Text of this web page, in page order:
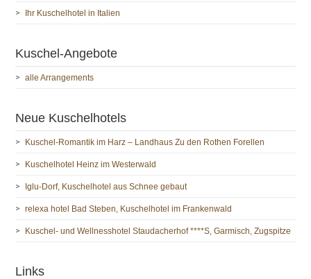
Ihr Kuschelhotel in Italien
Kuschel-Angebote
alle Arrangements
Neue Kuschelhotels
Kuschel-Romantik im Harz – Landhaus Zu den Rothen Forellen
Kuschelhotel Heinz im Westerwald
Iglu-Dorf, Kuschelhotel aus Schnee gebaut
relexa hotel Bad Steben, Kuschelhotel im Frankenwald
Kuschel- und Wellnesshotel Staudacherhof ****S, Garmisch, Zugspitze
Links